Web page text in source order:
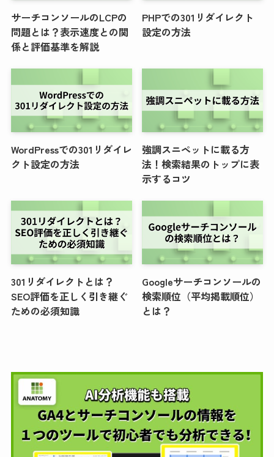
サーチコンソールのLCPの
問題とは？表示速度との関
係と評価基準を解説
PHPでの301リダイレクト
設定の方法
WordPressでの301リダイレ
クト設定の方法
強調スニペットに載る方
法！検索結果のトップに表
示するコツ
301リダイレクトとは？
SEO評価を正しく引き継ぐ
ための必須知識
Googleサーチコンソールの
検索順位（平均掲載順位）
とは？